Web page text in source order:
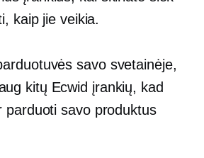
kaip jie veikia.
savo svetainėje,
kitų Ecwid įrankių, kad
parduoti savo produktus